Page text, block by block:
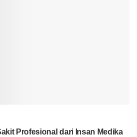
Profesional dari Insan Medika